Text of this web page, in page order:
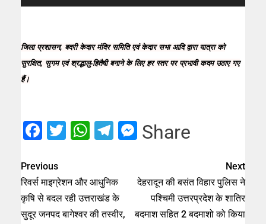
जिला प्रशासन, बदरी केदार मंदिर समिति एवं केदार सभा आदि द्वारा यात्रा को
सुरक्षित, सुगम एवं श्रद्धालु-हितैषी बनाने के लिए हर स्तर पर प्रभावी कदम उठाए गए
हैं।
Facebook
TwitterWhatsApp
Telegram
Messenger
Share
Previous
रिवर्स माइग्रेशन और आधुनिक
कृषि से बदल रही उत्तराखंड के
सुदूर जनपद बागेश्वर की तस्वीर,
Next
देहरादून की बसंत विहार पुलिस ने
पश्चिमी उत्तरप्रदेश के शातिर
बदमाश सहित 2 बदमाशो को किया